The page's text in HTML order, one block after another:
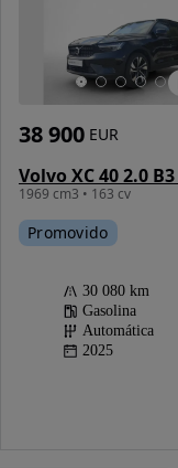
1969 cm3 • 163 cv
38 900 EUR
Promovido
30 080 km
Gasolina
Automática
2025